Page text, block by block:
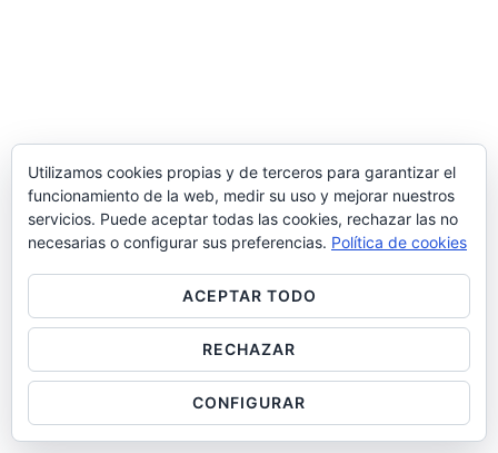
Utilizamos cookies propias y de terceros para garantizar el
funcionamiento de la web, medir su uso y mejorar nuestros
servicios. Puede aceptar todas las cookies, rechazar las no
necesarias o configurar sus preferencias. Política de cookies
ACEPTAR TODO
RECHAZAR
CONFIGURAR